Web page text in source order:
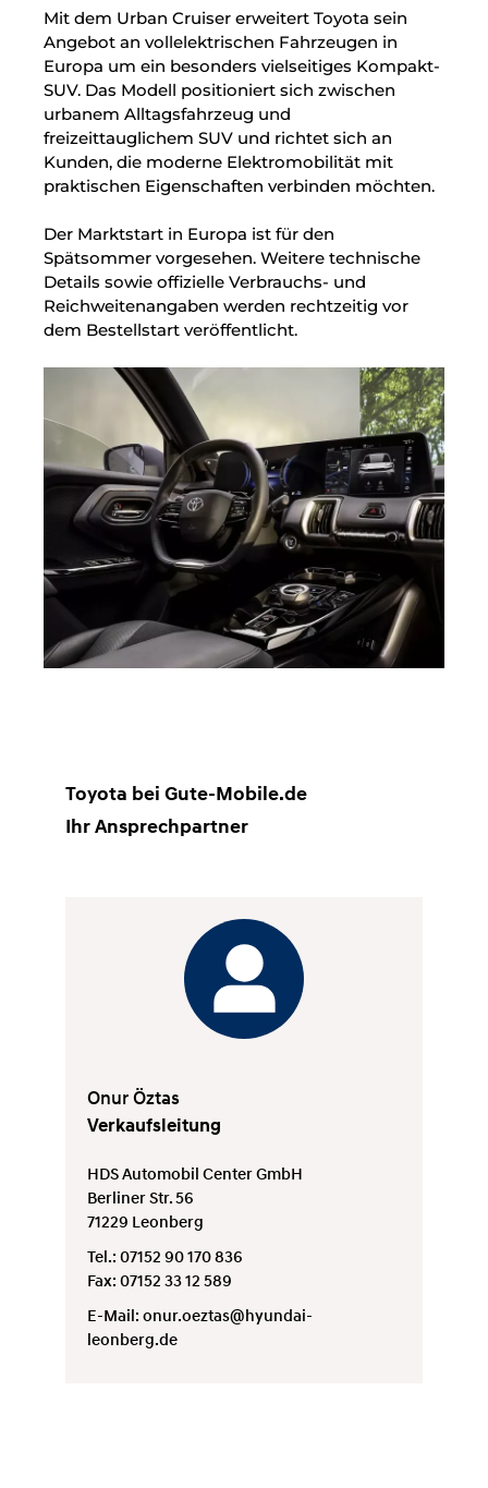
Mit dem Urban Cruiser erweitert Toyota sein
Angebot an vollelektrischen Fahrzeugen in
Europa um ein besonders vielseitiges Kompakt-
SUV. Das Modell positioniert sich zwischen
urbanem Alltagsfahrzeug und
freizeittauglichem SUV und richtet sich an
Kunden, die moderne Elektromobilität mit
praktischen Eigenschaften verbinden möchten.
Der Marktstart in Europa ist für den
Spätsommer vorgesehen. Weitere technische
Details sowie offizielle Verbrauchs- und
Reichweitenangaben werden rechtzeitig vor
dem Bestellstart veröffentlicht.
Toyota bei Gute-Mobile.de
Ihr Ansprechpartner
Onur Öztas
Verkaufsleitung
HDS Automobil Center GmbH
Berliner Str. 56
71229 Leonberg
Tel.: 07152 90 170 836
Fax: 07152 33 12 589
E-Mail: onur.oeztas@hyundai-
leonberg.de